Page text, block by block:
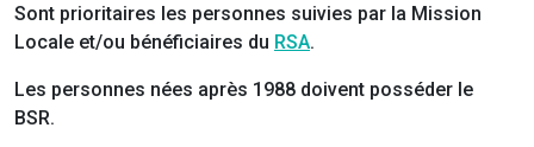
Sont prioritaires les personnes suivies par la Mission
Locale et/ou bénéficiaires du RSA.
Les personnes nées après 1988 doivent posséder le
BSR.